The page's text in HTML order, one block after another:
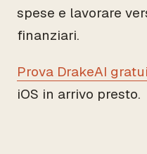
spese e lavorare
finanziari.
Prova DrakeAI
iOS in arrivo presto.